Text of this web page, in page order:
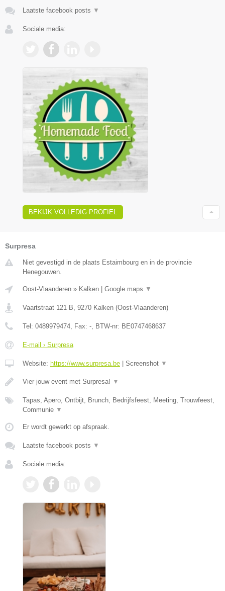
Laatste facebook posts ▼
Sociale media:
BEKIJK VOLLEDIG PROFIEL
Surpresa
Niet gevestigd in de plaats Estaimbourg en in de provincie
Henegouwen.
Oost-Vlaanderen » Kalken | Google maps ▼
Vaartstraat 121 B 9270 Kalken (Oost-Vlaanderen)
Tel: 0489979474 , Fax: - , BTW-nr: BE0747468637
E-mail › Surpresa
Website: https://www.surpresa.be | Screenshot ▼
Vier jouw event met Surpresa! ▼
Tapas, Apero, Ontbijt, Brunch, Bedrijfsfeest, Meeting, Trouwfeest,
Communie ▼
Er wordt gewerkt op afspraak.
Laatste facebook posts ▼
Sociale media: